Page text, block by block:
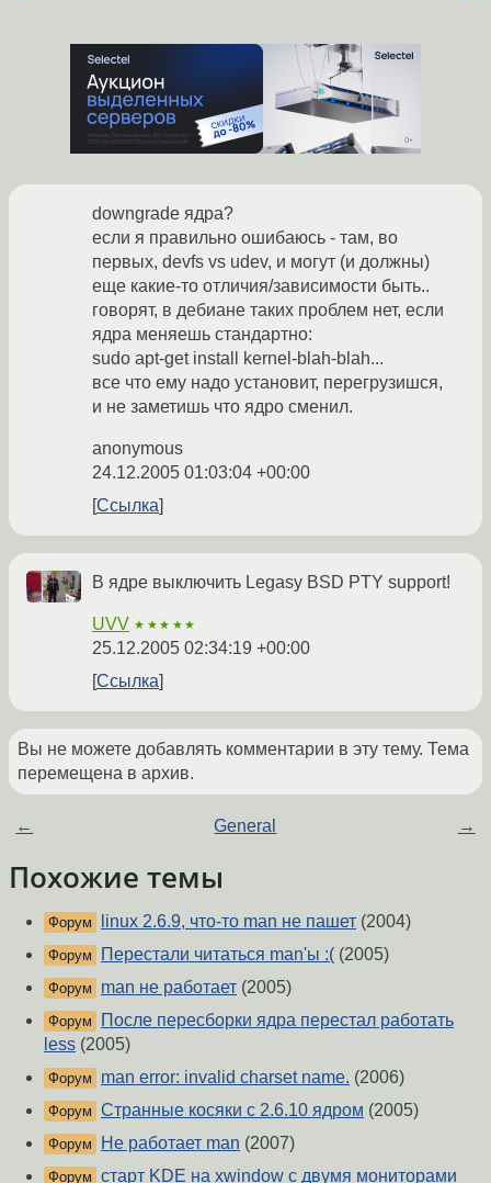
downgrade ядра?
если я правильно ошибаюсь - там, во
первых, devfs vs udev, и могут (и должны)
еще какие-то отличия/зависимости быть..
говорят, в дебиане таких проблем нет, если
ядра меняешь стандартно:
sudo apt-get install kernel-blah-blah...
все что ему надо установит, перегрузишся,
и не заметишь что ядро сменил.
anonymous
24.12.2005 01:03:04 +00:00
Ссылка
В ядре выключить Legasy BSD PTY support!
UVV ★★★★★
25.12.2005 02:34:19 +00:00
Ссылка
Вы не можете добавлять комментарии в эту тему. Тема
перемещена в архив.
← General →
Похожие темы
Форум linux 2.6.9, что-то man не пашет (2004)
Форум Перестали читаться man'ы :( (2005)
Форум man не работает (2005)
Форум
После пересборки ядра перестал работать
less (2005)
Форум man error: invalid charset name. (2006)
Форум Странные косяки с 2.6.10 ядром (2005)
Форум Не работает man (2007)
Форум старт KDE на xwindow с двумя мониторами